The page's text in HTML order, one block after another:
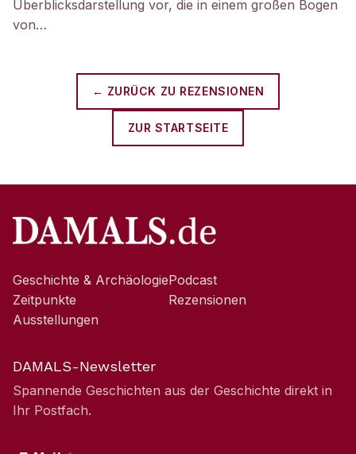
Überblicksdarstellung vor, die in einem großen Bogen
von…
← ZURÜCK ZU REZENSIONEN
ZUR STARTSEITE
Geschichte & Archäologie
Zeitpunkte
Ausstellungen
Podcast
Rezensionen
DAMALS-Newsletter
Spannende Geschichten aus der Geschichte direkt in
Ihr Postfach.